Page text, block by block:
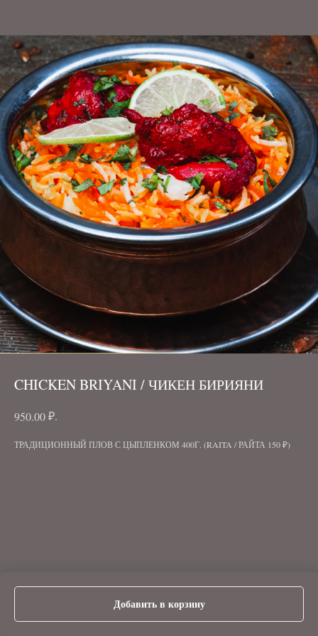
CHICKEN BRIYANI / ЧИКЕН БИРИЯНИ
950.00₽.
Добавить в корзину
ТРАДИЦИОННЫЙ ПЛОВ С ЦЫПЛЕНКОМ 400Г. (RAITA / РАЙТА 150 ₽)